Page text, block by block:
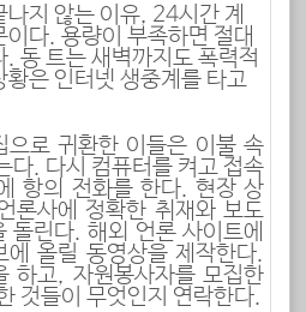
지 않는 이유, 24시간 계
다. 용량이 부족하면 절대
동 트는 새벽까지도 폭력적
황은 인터넷 생중계를 타고
으로 귀환한 이들은 이불 속
다. 다시 컴퓨터를 켜고 접속
항의 전화를 한다. 현장 상
론사에 정확한 취재와 보도
돌린다. 해외 언론 사이트에
에 올릴 동영상을 제작한다.
하고, 자원봉사자를 모집한
것들이 무엇인지 연락한다.